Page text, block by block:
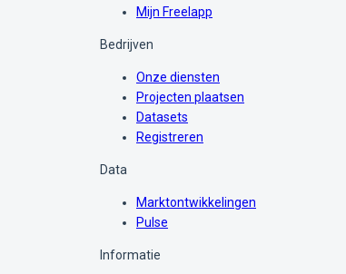
Mijn Freelapp
Bedrijven
Onze diensten
Projecten plaatsen
Datasets
Registreren
Data
Marktontwikkelingen
Pulse
Informatie